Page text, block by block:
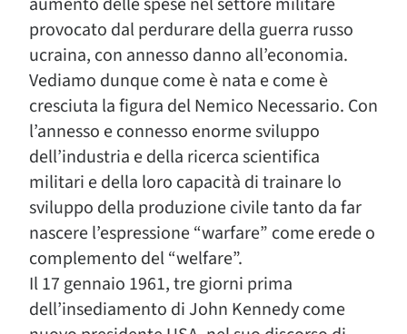
provocato dal perdurare della guerra russo
ucraina, con annesso danno all’economia.
Vediamo dunque come è nata e come è
cresciuta la figura del Nemico Necessario. Con
l’annesso e connesso enorme sviluppo
dell’industria e della ricerca scientifica
militari e della loro capacità di trainare lo
sviluppo della produzione civile tanto da far
nascere l’espressione “warfare” come erede o
complemento del “welfare”.
Il 17 gennaio 1961, tre giorni prima
dell’insediamento di John Kennedy come